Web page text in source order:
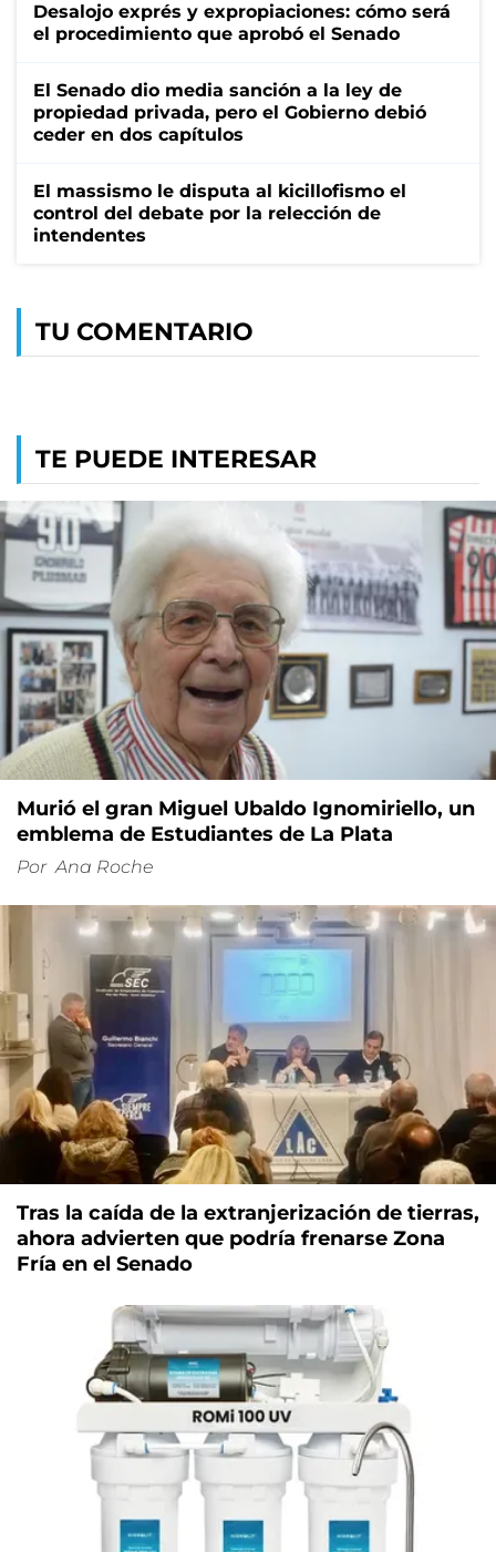
Desalojo exprés y expropiaciones: cómo será
el procedimiento que aprobó el Senado
El Senado dio media sanción a la ley de
propiedad privada, pero el Gobierno debió
ceder en dos capítulos
El massismo le disputa al kicillofismo el
control del debate por la relección de
intendentes
TU COMENTARIO
TE PUEDE INTERESAR
Murió el gran Miguel Ubaldo Ignomiriello, un
emblema de Estudiantes de La Plata
Por Ana Roche
Tras la caída de la extranjerización de tierras,
ahora advierten que podría frenarse Zona
Fría en el Senado